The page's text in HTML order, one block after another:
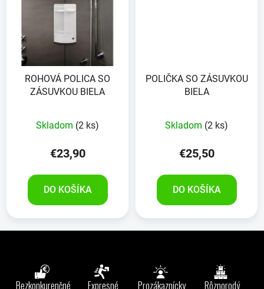
ROHOVÁ POLICA SO
ZÁSUVKOU BIELA
Skladom (2 ks)
€23,90
DO KOŠÍKA
POLIČKA SO ZÁSUVKOU
BIELA
Skladom (2 ks)
€25,50
DO KOŠÍKA
Bezkonkurenčné
Expresné
Prozákaznícky
Rôznorodý